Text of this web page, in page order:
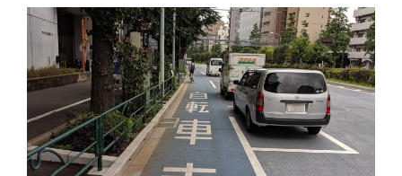
愚
痴”
ま
せ
で
た
を
対